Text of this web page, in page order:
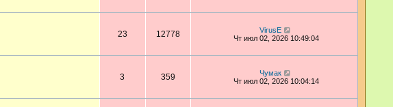
23 12778
VirusE
Чт июл 02, 2026 10:49:04
3 359
Чумак
Чт июл 02, 2026 10:04:14